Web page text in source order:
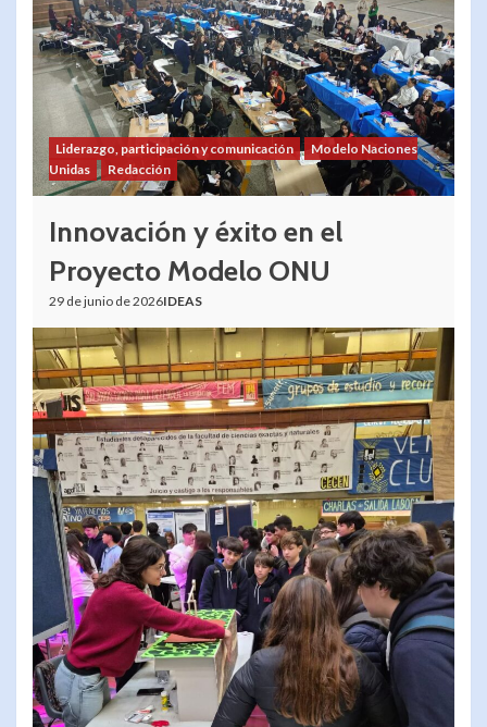
Liderazgo, participación y comunicación
Modelo Naciones
Unidas
Redacción
Innovación y éxito en el
Proyecto Modelo ONU
29 de junio de 2026IDEAS